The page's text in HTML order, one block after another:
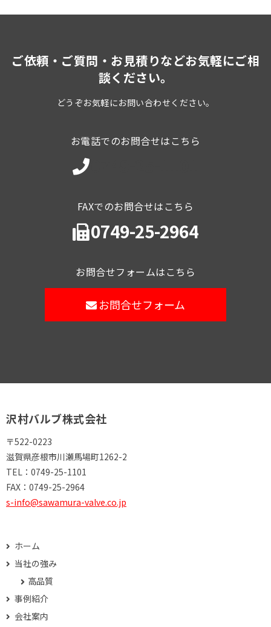
ご依頼・ご質問・お見積りなどお気軽にご相
談ください。
どうぞお気軽にお問い合わせください。
お電話でのお問合せはこちら
FAXでのお問合せはこちら
0749-25-2964
お問合せフォームはこちら
お問合せフォーム
沢村バルブ株式会社
〒522-0223
滋賀県彦根市川瀬馬場町1262-2
TEL： 0749-25-1101
FAX： 0749-25-2964
s-info@sawamura-valve.co.jp
ホーム
当社の強み
高品質
事例紹介
会社案内